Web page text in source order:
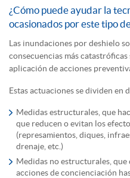
¿Cómo puede ayudar la
ocasionados por este tipo
Las inundaciones por deshielo
consecuencias más
aplicación de acciones
Estas actuaciones se dividen en
Medidas estructurales, que
que reducen o evitan los
(represamientos, diques,
drenaje, etc.)
Medidas no estructurales,
acciones de concienciación